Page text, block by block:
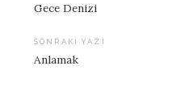
dolaşımı
Gece Denizi
SONRAKI YAZI
Anlamak